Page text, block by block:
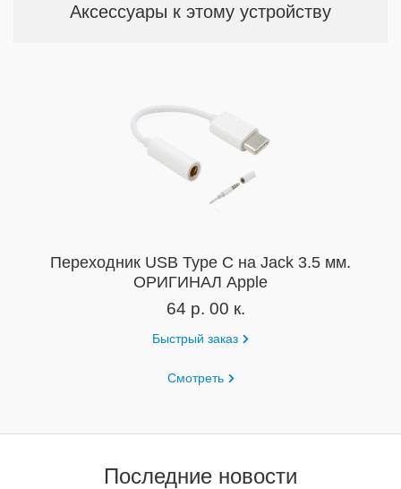
Аксессуары к этому устройству
Переходник USB Type C на Jack 3.5 мм.
ОРИГИНАЛ Apple
64 р. 00 к.
Быстрый заказ
Смотреть
Последние новости